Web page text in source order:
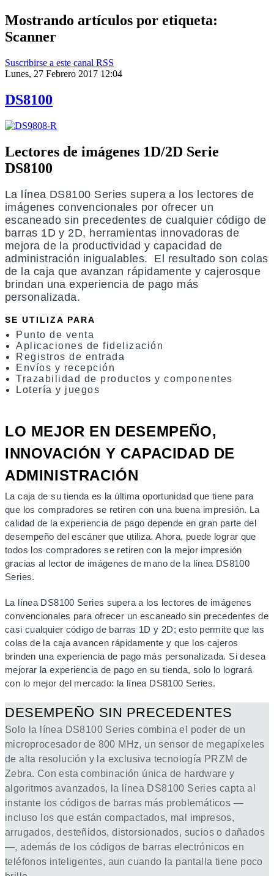
Mostrando artículos por etiqueta:
Scanner
Suscribirse a este canal RSS
Lunes, 27 Febrero 2017 12:04
DS8100
Lectores de imágenes 1D/2D Serie
DS8100
La línea DS8100 Series supera a los lectores de
imágenes convencionales por ofrecer un
escaneado sin precedentes de cualquier código de
barras 1D y 2D, herramientas innovadoras de
mejora de la productividad y capacidad de
administración inigualables. El resultado son colas
de la caja que avanzan rápidamente y cajerosque
brindan una experiencia de pago más
personalizada.
SE UTILIZA PARA
Punto de venta
Aplicaciones de fidelización
Registros de entrada
Envíos y recepción
Trazabilidad de productos y componentes
Lotería y juegos
LO MEJOR EN DESEMPEÑO,
INNOVACIÓN Y CAPACIDAD DE
ADMINISTRACIÓN
La caja de su tienda es la última oportunidad que tiene para
que los compradores se retiren con una buena impresión. La
calidad de la experiencia de pago depende en gran parte del
desempeño del escáner que utiliza. Ahora, puede lograr que
todos los compradores se retiren con la mejor impresión
gracias al lector de imágenes de mano de la línea DS8100
Series.
La línea DS8100 Series supera a los lectores de imágenes
convencionales para ofrecer un escaneado sin precedentes de
casi cualquier código de barras 1D y 2D; esto permite que las
colas de la caja avancen rápidamente y que los cajeros
brinden una experiencia de pago más personalizada. Si desea
mejorar la experiencia de pago en su tienda, solo lo logrará
con lo mejor del mercado: la línea DS8100 Series.
DESEMPEÑO SIN PRECEDENTES
Solo la línea DS8100 Series combina el poder de un
microprocesador de 800 MHz, un sensor de megapíxeles
de alta resolución y la exclusiva tecnología PRZM de
Zebra. Con esta combinación única de hardware y
algoritmos avanzados, la línea DS8100 Series capta al
instante los códigos de barras más problemáticos —
incluso los que están compactados, mal impresos,
arrugados, desteñidos, distorsionados, sucios o dañados
—, además de los códigos de barras electrónicos en
teléfonos inteligentes, aun cuando la pantalla tiene poco